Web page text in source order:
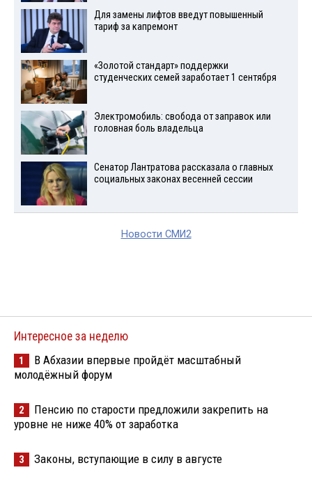
Для замены лифтов введут повышенный
тариф за капремонт
«Золотой стандарт» поддержки
студенческих семей заработает 1 сентября
Электромобиль: свобода от заправок или
головная боль владельца
Сенатор Лантратова рассказала о главных
социальных законах весенней сессии
Новости СМИ2
Интересное за неделю
1
В Абхазии впервые пройдёт масштабный
молодёжный форум
2
Пенсию по старости предложили закрепить на
уровне не ниже 40% от заработка
3 Законы, вступающие в силу в августе